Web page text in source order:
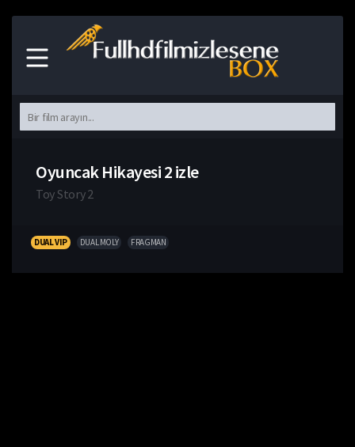
Oyuncak Hikayesi 2 izle
Toy Story 2
DUAL VIP DUAL MOLY FRAGMAN